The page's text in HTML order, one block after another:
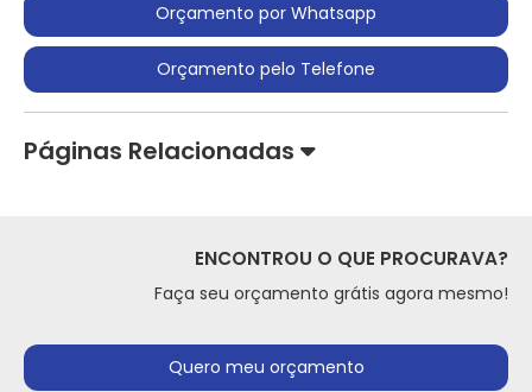
Orçamento por Whatsapp
Orçamento pelo Telefone
Páginas Relacionadas
ENCONTROU O QUE PROCURAVA?
Faça seu orçamento grátis agora mesmo!
Quero meu orçamento